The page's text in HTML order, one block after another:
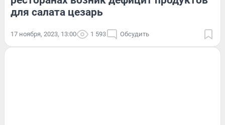
для салата цезарь
17 ноября, 2023, 13:00 1 593 Обсудить